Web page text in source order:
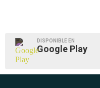
DISPONIBLE EN
Google Play